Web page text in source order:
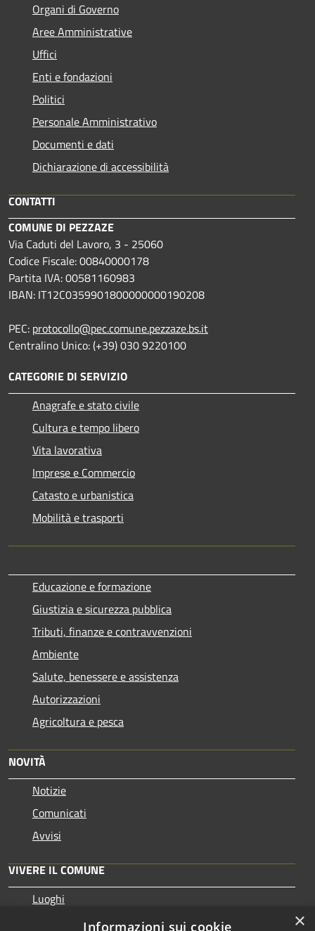
Organi di Governo
Aree Amministrative
Uffici
Enti e fondazioni
Politici
Personale Amministrativo
Documenti e dati
Dichiarazione di accessibilità
CONTATTI
COMUNE DI PEZZAZE
Via Caduti del Lavoro, 3 - 25060
Codice Fiscale: 00840000178
Partita IVA: 00581160983
IBAN: IT12C0359901800000000190208
PEC: protocollo@pec.comune.pezzaze.bs.it
Centralino Unico: (+39) 030 9220100
CATEGORIE DI SERVIZIO
Anagrafe e stato civile
Cultura e tempo libero
Vita lavorativa
Imprese e Commercio
Catasto e urbanistica
Mobilità e trasporti
Educazione e formazione
Giustizia e sicurezza pubblica
Tributi, finanze e contravvenzioni
Ambiente
Salute, benessere e assistenza
Autorizzazioni
Agricoltura e pesca
NOVITÀ
Notizie
Comunicati
Avvisi
VIVERE IL COMUNE
Luoghi
×
Informazioni sui cookie